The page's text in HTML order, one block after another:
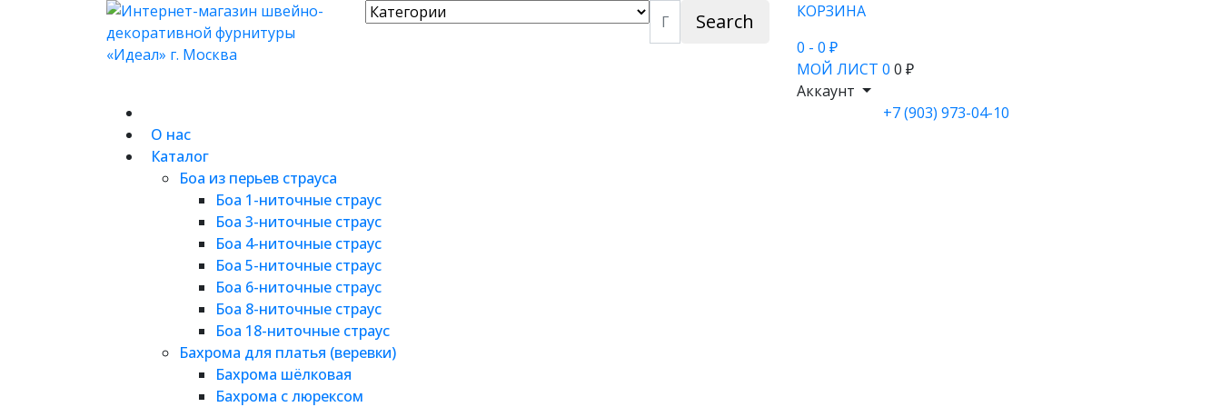
Search
КОРЗИНА
0 - 0 ₽
МОЙ ЛИСТ 0 0 ₽
Аккаунт
О нас
Каталог
Боа из перьев страуса
Боа 1-ниточные страус
Боа 3-ниточные страус
Боа 4-ниточные страус
Боа 5-ниточные страус
Боа 6-ниточные страус
Боа 8-ниточные страус
Боа 18-ниточные страус
Бахрома для платья (веревки)
Бахрома шёлковая
Бахрома с люрексом
+7 (903) 973-04-10